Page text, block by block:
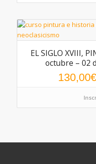
EL SIGLO XVIII,
octubre – 02
130,00€